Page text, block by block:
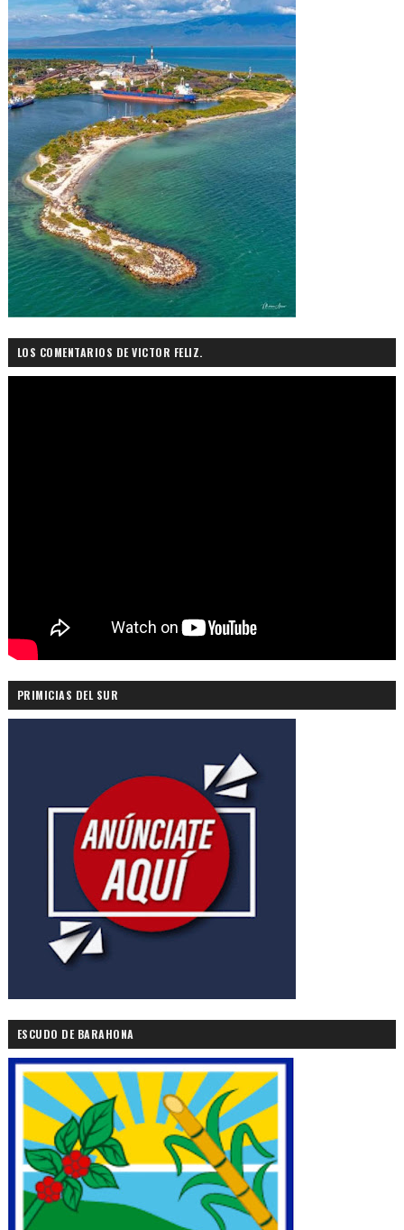
LOS COMENTARIOS DE VICTOR FELIZ.
PRIMICIAS DEL SUR
ESCUDO DE BARAHONA